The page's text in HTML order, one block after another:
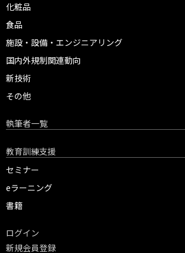
化粧品
食品
施設・設備・エンジニアリング
国内外規制関連動向
新技術
その他
執筆者一覧
教育訓練支援
セミナー
eラーニング
書籍
ログイン
新規会員登録